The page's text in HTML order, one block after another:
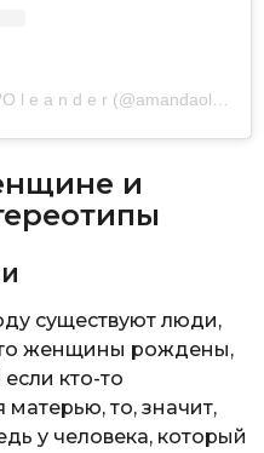
и
существуют люди,
женщины рождены,
кто-то
матерью, то, значит,
у человека, который